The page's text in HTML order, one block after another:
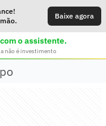
Baixe agora
o assistente.
não é investimento